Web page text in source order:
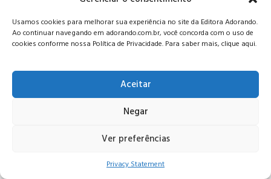
Usamos cookies para melhorar sua experiência no site da Editora Adorando.
Ao continuar navegando em adorando.com.br, você concorda com o uso de
cookies conforme nossa Política de Privacidade. Para saber mais, clique aqui.
Aceitar
Negar
Ver preferências
Privacy Statement
© Editora Adorando 2026. Todos os direitos reservados.
Consulte nossapolítica de privacidade.